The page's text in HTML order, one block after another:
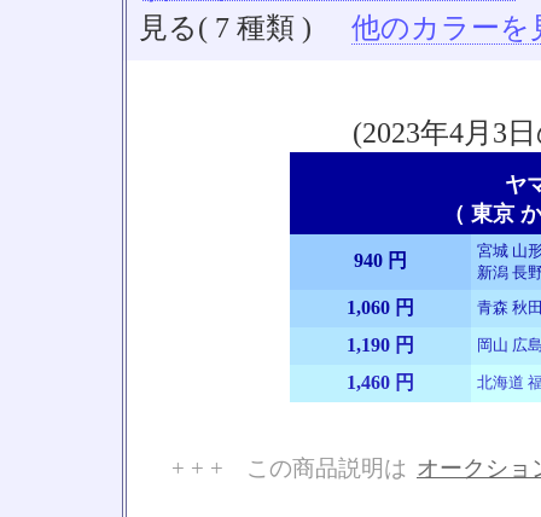
見る( 7 種類 )
他のカラーを
(2023年4月3
ヤ
（ 東京
940 円
宮城 山
新潟 長
1,060 円 青森 秋
1,190 円 岡山 広
1,460 円 北海道
+ + + この商品説明は オークショ